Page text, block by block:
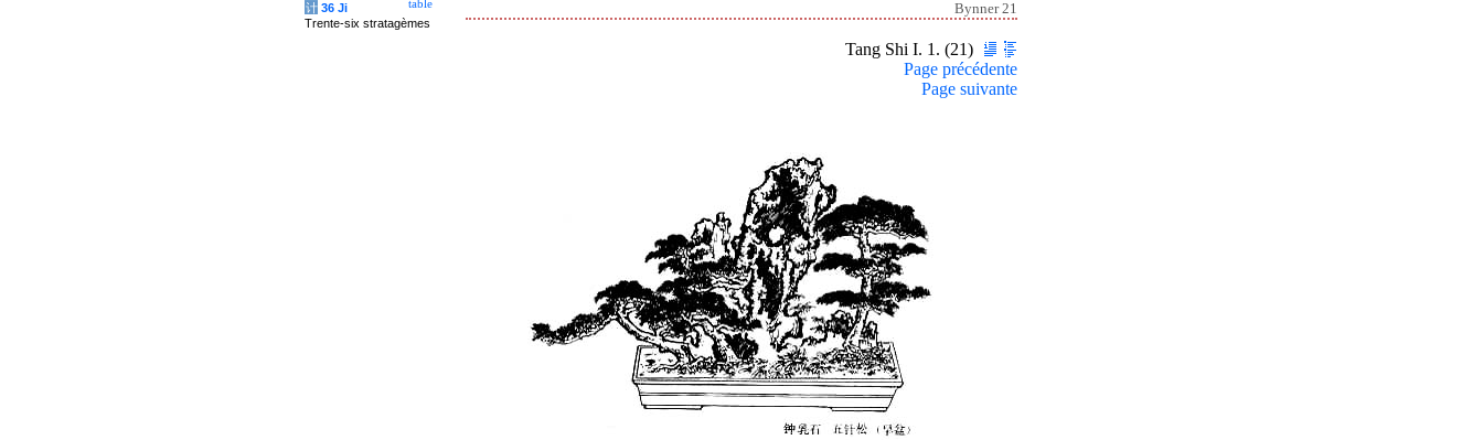
Bynner 21
Tang Shi I. 1. (21)
Page précédente
Page suivante
table
计 36 Ji
Trente-six stratagèmes